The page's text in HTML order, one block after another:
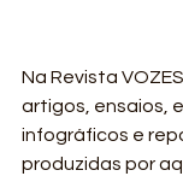
Na Revista
artigos, ensaios,
infográficos e
produzidas por